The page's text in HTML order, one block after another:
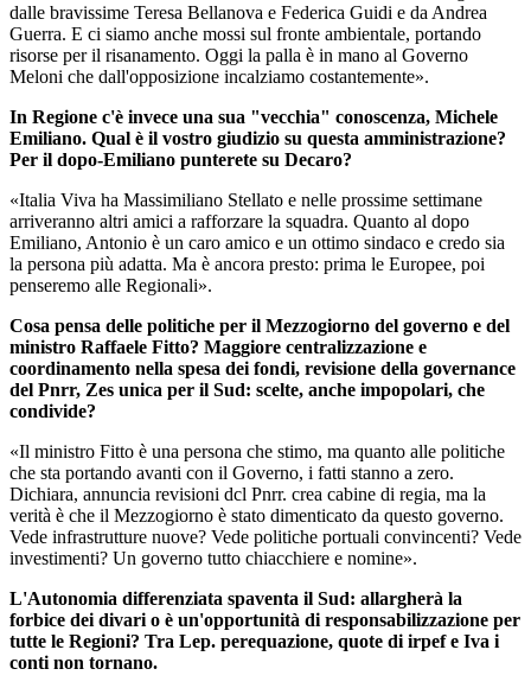
dalle bravissime Teresa Bellanova e Federica Guidi e da Andrea
Guerra. E ci siamo anche mossi sul fronte ambientale, portando
risorse per il risanamento. Oggi la palla è in mano al Governo
Meloni che dall'opposizione incalziamo costantemente».
In Regione c'è invece una sua "vecchia" conoscenza, Michele
Emiliano. Qual è il vostro giudizio su questa amministrazione?
Per il dopo-Emiliano punterete su Decaro?
«Italia Viva ha Massimiliano Stellato e nelle prossime settimane
arriveranno altri amici a rafforzare la squadra. Quanto al dopo
Emiliano, Antonio è un caro amico e un ottimo sindaco e credo sia
la persona più adatta. Ma è ancora presto: prima le Europee, poi
penseremo alle Regionali».
Cosa pensa delle politiche per il Mezzogiorno del governo e del
ministro Raffaele Fitto? Maggiore centralizzazione e
coordinamento nella spesa dei fondi, revisione della governance
del Pnrr, Zes unica per il Sud: scelte, anche impopolari, che
condivide?
«Il ministro Fitto è una persona che stimo, ma quanto alle politiche
che sta portando avanti con il Governo, i fatti stanno a zero.
Dichiara, annuncia revisioni dcl Pnrr. crea cabine di regia, ma la
verità è che il Mezzogiorno è stato dimenticato da questo governo.
Vede infrastrutture nuove? Vede politiche portuali convincenti? Vede
investimenti? Un governo tutto chiacchiere e nomine».
L'Autonomia differenziata spaventa il Sud: allargherà la
forbice dei divari o è un'opportunità di responsabilizzazione per
tutte le Regioni? Tra Lep. perequazione, quote di irpef e Iva i
conti non tornano.